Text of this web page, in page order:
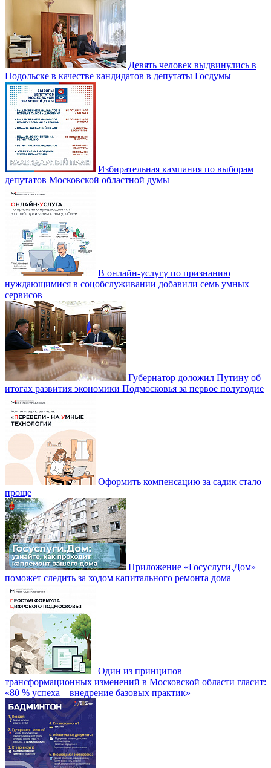
Девять человек выдвинулись в
Подольске в качестве кандидатов в депутаты Госдумы
Избирательная кампания по выборам
депутатов Московской областной думы
В онлайн-услугу по признанию
нуждающимися в соцобслуживании добавили семь умных
сервисов
Губернатор доложил Путину об
итогах развития экономики Подмосковья за первое полугодие
Оформить компенсацию за садик стало
проще
Приложение «Госуслуги.Дом»
поможет следить за ходом капитального ремонта дома
Один из принципов
трансформационных изменений в Московской области гласит:
«80 % успеха – внедрение базовых практик»